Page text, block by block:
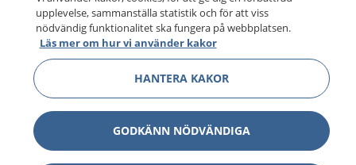
upplevelse, sammanställa statistik och för att viss
nödvändig funktionalitet ska fungera på webbplatsen.
Läs mer om hur vi använder kakor
HANTERA KAKOR
GODKÄNN NÖDVÄNDIGA